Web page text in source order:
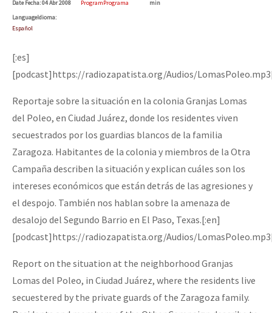
Mundo
EZLN
La Sexta
AutonomÍa y Resistencia
Megaproyectos
Migración
Presos
Mujeres
Niñxs
ETIQUETAS
MULTIMEDIA
Audio
Fotorreportaje
Video
[CDMX – 20 julio] Jornadas globales por la libertad de Jesús
“Sonhando a Terra do Bem Virá” se publica no Estado Espanhol
Se o México sabe, que o mundo saiba! Nossas lutas pela
DateFecha: 04 Abr 2008
ProgramPrograma
min
LanguageIdioma:
Español
[:es]
[podcast]https://radiozapatista.org/Audios/
Reportaje sobre la situación en la colonia Granjas Lomas
del Poleo, en Ciudad Juárez, donde los residentes viven
secuestrados por los guardias blancos de la familia
Zaragoza. Habitantes de la colonia y miembros de la Otra
Campaña describen la situación y explican cuáles son los
intereses económicos que están detrás de las agresiones y
el despojo. También nos hablan sobre la amenaza de
desalojo del Segundo Barrio en El Paso, Texas.[:en]
[podcast]https://radiozapatista.org/Audios/
Report on the situation at the neighborhood Granjas
Lomas del Poleo, in Ciudad Juárez, where the residents live
secuestered by the private guards of the Zaragoza family.